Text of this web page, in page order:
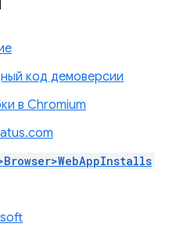
код демоверсии
в Chromium